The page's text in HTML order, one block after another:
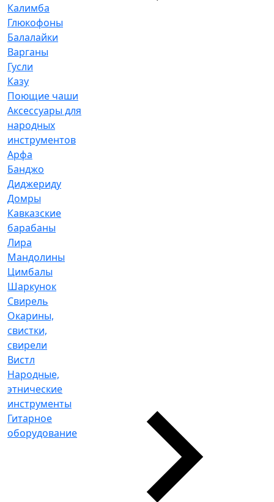
Калимба
Глюкофоны
Балалайки
Варганы
Гусли
Казу
Поющие чаши
Аксессуары для
народных
инструментов
Арфа
Банджо
Диджериду
Домры
Кавказские
барабаны
Лира
Мандолины
Цимбалы
Шаркунок
Свирель
Окарины,
свистки,
свирели
Вистл
Народные,
этнические
инструменты
Гитарное
оборудование